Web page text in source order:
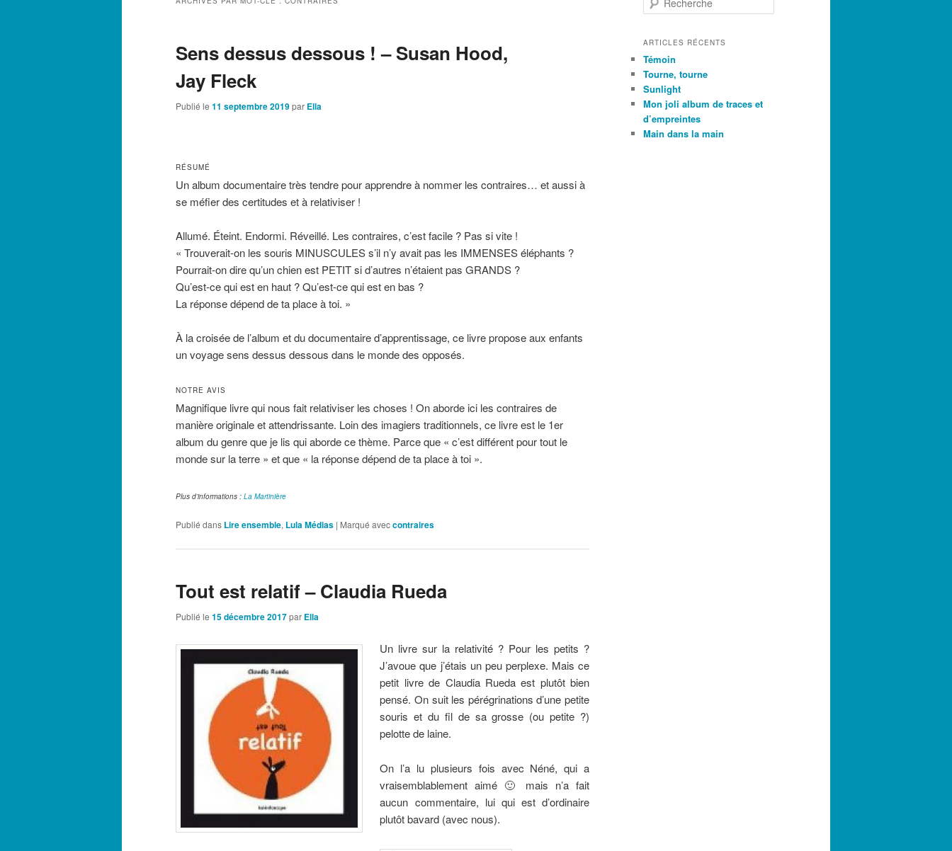
Sens dessus dessous ! – Susan Hood,
Jay Fleck
Publié le 11 septembre 2019par Ella
RÉSUMÉ
Un album documentaire très tendre pour apprendre à nommer les contraires… et aussi à
se méfier des certitudes et à relativiser !
Allumé. Éteint. Endormi. Réveillé. Les contraires, c’est facile ? Pas si vite !
« Trouverait-on les souris MINUSCULES s’il n’y avait pas les IMMENSES éléphants ?
Pourrait-on dire qu’un chien est PETIT si d’autres n’étaient pas GRANDS ?
Qu’est-ce qui est en haut ? Qu’est-ce qui est en bas ?
La réponse dépend de ta place à toi. »
À la croisée de l’album et du documentaire d’apprentissage, ce livre propose aux enfants
un voyage sens dessus dessous dans le monde des opposés.
NOTRE AVIS
Magnifique livre qui nous fait relativiser les choses ! On aborde ici les contraires de
manière originale et attendrissante. Loin des imagiers traditionnels, ce livre est le 1er
album du genre que je lis qui aborde ce thème. Parce que « c’est différent pour tout le
monde sur la terre » et que « la réponse dépend de ta place à toi ».
Plus d’informations : La Martinière
Publié dans Lire ensemble, Lula Médias | Marqué aveccontraires
Tout est relatif – Claudia Rueda
Publié le 15 décembre 2017par Ella
Un livre sur la relativité ? Pour les petits ?
J’avoue que j’étais un peu perplexe. Mais ce
petit livre de Claudia Rueda est plutôt bien
pensé. On suit les pérégrinations d’une petite
souris et du fil de sa grosse (ou petite ?)
pelotte de laine.
On l’a lu plusieurs fois avec Néné, qui a
vraisemblablement aimé 🙂 mais n’a fait
aucun commentaire, lui qui est d’ordinaire
plutôt bavard (avec nous).
e
h
r
c
h
e
ARTICLES RÉCENTS
Témoin
Tourne, tourne
Sunlight
Mon joli album de traces et
d’empreintes
Main dans la main